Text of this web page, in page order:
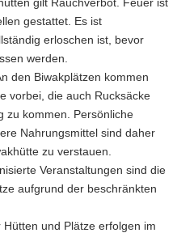
gestattet. Es ist
erloschen ist, bevor
werden.
den Biwakplätzen kommen
vorbei, die auch Rucksäcke
zu kommen. Persönliche
Nahrungsmittel sind daher
zu verstauen.
Veranstaltungen sind die
aufgrund der beschränkten
und Plätze erfolgen im